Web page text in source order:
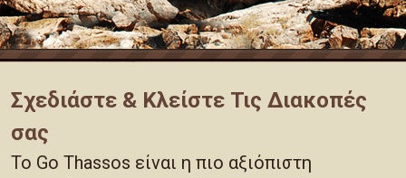
Σχεδιάστε & Κλείστε Τις Διακοπές
σας
Το Go Thassos είναι η πιο αξιόπιστη